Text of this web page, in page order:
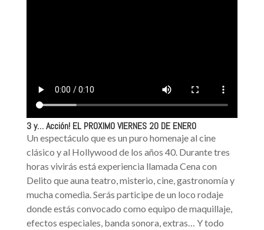
3 y… Acción! EL PROXIMO VIERNES 20 DE ENERO
Un espectáculo que es un puro homenaje al cine
clásico y al Hollywood de los años 40. Durante tres
horas vivirás está experiencia llamada Cena con
Delito que auna teatro, misterio, cine, gastronomía y
mucha comedia. Serás participe de un loco rodaje
donde estás convocado como equipo de maquillaje,
efectos especiales, banda sonora, extras… Y todo